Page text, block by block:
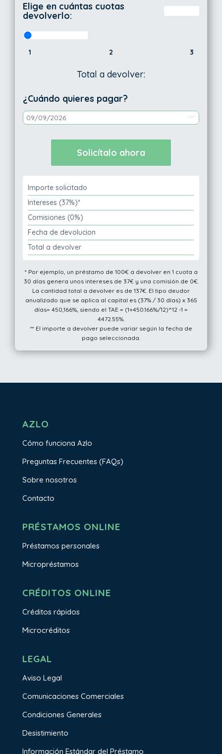
Elige en cuántas cuotas
devolverlo:
1 2 3
Total a devolver:
¿Cuándo quieres pagar?
Importe solicitado
Intereses (37%)*
Comisiones (0%)
Fecha de devolucion
Total a devolver
* Por ejemplo, un préstamo de 100€ a devolver en 1 cuota a
30 días genera unos intereses de 37€ y una comisión de 0€.
La cantidad total a devolver es de 137€. El tipo deudor
anualizado que se aplica al capital es (37% / 30 días) x 365
días= 450,166%, siendo el TAE = (1+450.166%/12)^12 -1 =
4472.55%.
** El importe a devolver puede variar según la fecha de
pago seleccionada.
AZLO
Cómo funciona Azlo
Preguntas Frecuentes (FAQs)
Sobre nosotros
Contacto
PRÉSTAMOS ONLINE
Préstamos personales
Micropréstamos
CRÉDITOS ONLINE
Créditos rápidos
Microcréditos
LEGAL
Aviso Legal
Comunicaciones Comerciales
Condiciones Generales
Desistimiento
Información Estándar del Préstamo